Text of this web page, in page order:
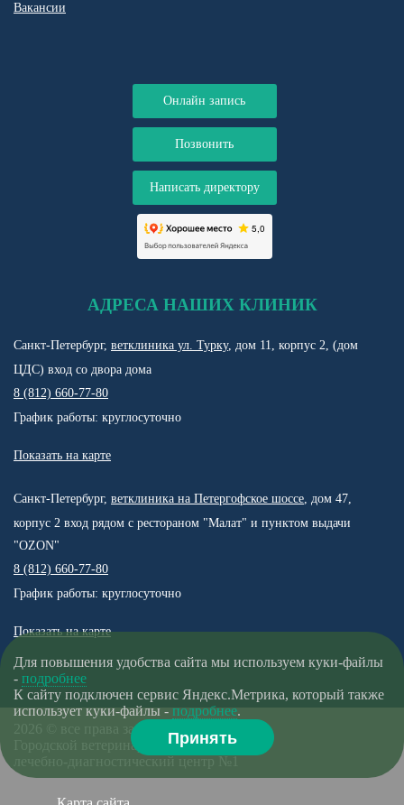
Вакансии
Онлайн запись
Позвонить
Написать директору
АДРЕСА НАШИХ КЛИНИК
Санкт-Петербург, ветклиника ул. Турку, дом 11, корпус 2, (дом
ЦДС) вход со двора дома
8 (812) 660-77-80
График работы: круглосуточно
Показать на карте
Санкт-Петербург, ветклиника на Петергофское шоссе, дом 47,
корпус 2 вход рядом с рестораном "Малат" и пунктом выдачи
"OZON"
8 (812) 660-77-80
График работы: круглосуточно
Показать на карте
2026 © все права защищены.
Городской ветеринарный
Для повышения удобства сайта мы используем куки-файлы
- подробнее
К сайту подключен сервис Яндекс.Метрика, который также
использует куки-файлы -подробнее.
Принять